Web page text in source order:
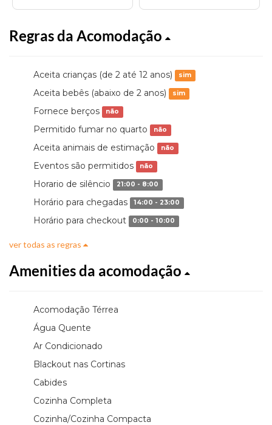
Regras da Acomodação
Aceita crianças (de 2 até 12 anos) sim
Aceita bebês (abaixo de 2 anos) sim
Fornece berços não
Permitido fumar no quarto não
Aceita animais de estimação não
Eventos são permitidos não
Horario de silêncio 21:00 - 8:00
Horário para chegadas 14:00 - 23:00
Horário para checkout 0:00 - 10:00
ver todas as regras
Amenities da acomodação
Acomodação Térrea
Água Quente
Ar Condicionado
Blackout nas Cortinas
Cabides
Cozinha Completa
Cozinha/Cozinha Compacta